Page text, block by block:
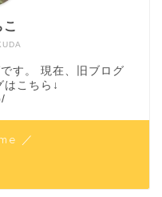
す。 現在、旧ブログ
こちら↓
／